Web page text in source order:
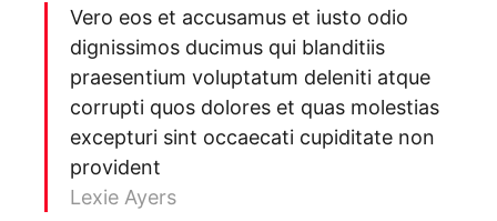
Vero eos et accusamus et iusto odio
dignissimos ducimus qui blanditiis
praesentium voluptatum deleniti atque
corrupti quos dolores et quas molestias
excepturi sint occaecati cupiditate non
provident
Lexie Ayers